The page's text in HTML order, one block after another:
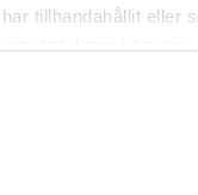
tillhandahållit eller